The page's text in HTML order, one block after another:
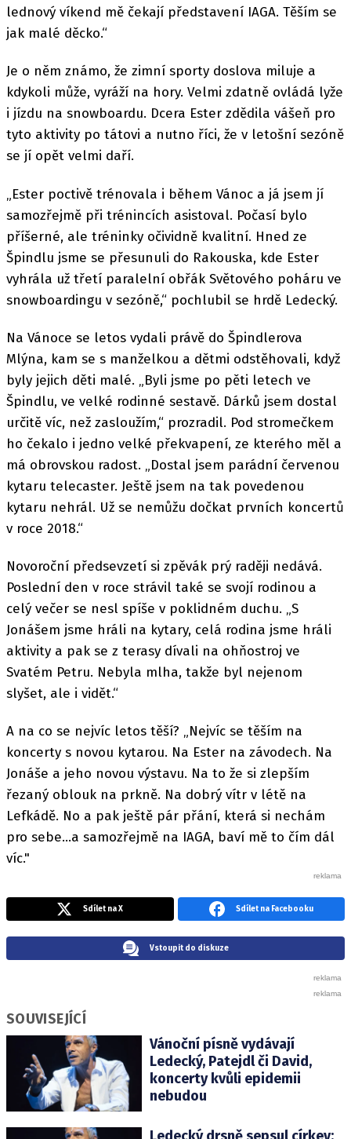
lednový víkend mě čekají představení IAGA. Těším se
jak malé děcko.“
Je o něm známo, že zimní sporty doslova miluje a
kdykoli může, vyráží na hory. Velmi zdatně ovládá lyže
i jízdu na snowboardu. Dcera Ester zdědila vášeň pro
tyto aktivity po tátovi a nutno říci, že v letošní sezóně
se jí opět velmi daří.
„Ester poctivě trénovala i během Vánoc a já jsem jí
samozřejmě při trénincích asistoval. Počasí bylo
příšerné, ale tréninky očividně kvalitní. Hned ze
Špindlu jsme se přesunuli do Rakouska, kde Ester
vyhrála už třetí paralelní obřák Světového poháru ve
snowboardingu v sezóně,“ pochlubil se hrdě Ledecký.
Na Vánoce se letos vydali právě do Špindlerova
Mlýna, kam se s manželkou a dětmi odstěhovali, když
byly jejich děti malé. „Byli jsme po pěti letech ve
Špindlu, ve velké rodinné sestavě. Dárků jsem dostal
určitě víc, než zasloužím,“ prozradil. Pod stromečkem
ho čekalo i jedno velké překvapení, ze kterého měl a
má obrovskou radost. „Dostal jsem parádní červenou
kytaru telecaster. Ještě jsem na tak povedenou
kytaru nehrál. Už se nemůžu dočkat prvních koncertů
v roce 2018.“
Novoroční předsevzetí si zpěvák prý raději nedává.
Poslední den v roce strávil také se svojí rodinou a
celý večer se nesl spíše v poklidném duchu. „S
Jonášem jsme hráli na kytary, celá rodina jsme hráli
aktivity a pak se z terasy dívali na ohňostroj ve
Svatém Petru. Nebyla mlha, takže byl nejenom
slyšet, ale i vidět.“
A na co se nejvíc letos těší? „Nejvíc se těším na
koncerty s novou kytarou. Na Ester na závodech. Na
Jonáše a jeho novou výstavu. Na to že si zlepším
řezaný oblouk na prkně. Na dobrý vítr v létě na
Lefkádě. No a pak ještě pár přání, která si nechám
pro sebe...a samozřejmě na IAGA, baví mě to čím dál
víc."
Sdílet na X Sdílet na Facebooku
Vstoupit do diskuze
SOUVISEJÍCÍ
Vánoční písně vydávají
Ledecký, Patejdl či David,
koncerty kvůli epidemii
nebudou